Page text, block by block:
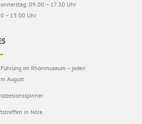
09.00 – 17.30 Uhr
– 13.00 Uhr
im Rhönmuseum – jeden
August
in Nora